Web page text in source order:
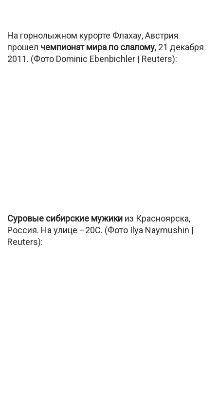
На горнолыжном курорте Флахау, Австрия
прошел чемпионат мира по слалому, 21 декабря
2011. (Фото Dominic Ebenbichler | Reuters):
Суровые сибирские мужики из Красноярска,
Россия. На улице –20С. (Фото Ilya Naymushin |
Reuters):